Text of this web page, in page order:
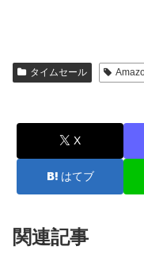
タイムセール
X
はてブ
関連記事